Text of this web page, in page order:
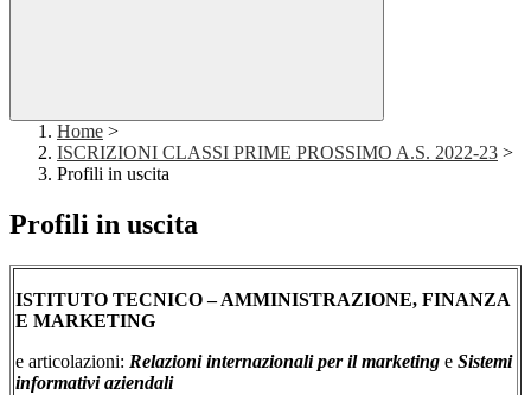
Home >
ISCRIZIONI CLASSI PRIME PROSSIMO A.S. 2022-23 >
Profili in uscita
Profili in uscita
ISTITUTO TECNICO – AMMINISTRAZIONE, FINANZA
E MARKETING
e articolazioni: Relazioni internazionali per il marketing e Sistemi
informativi aziendali